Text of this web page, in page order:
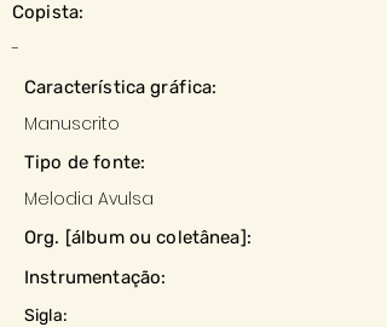
Copista:
-
Característica gráfica:
Manuscrito
Tipo de fonte:
Melodia Avulsa
Org. [álbum ou coletânea]:
Instrumentação:
Sigla: